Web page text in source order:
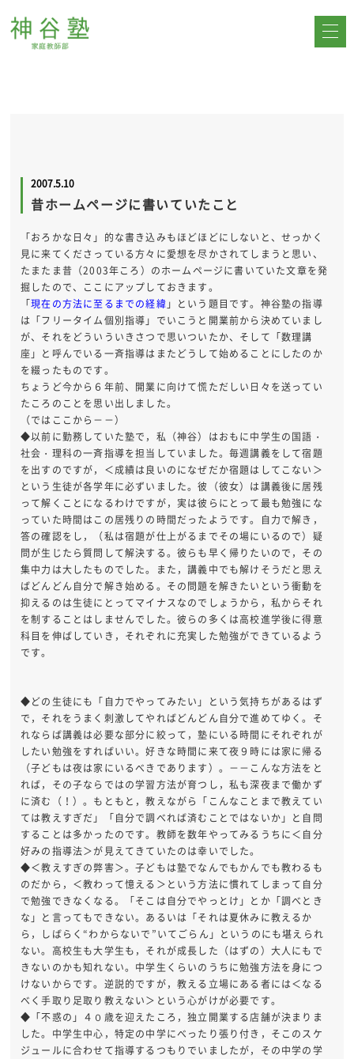
2007.5.10
昔ホームページに書いていたこと
「おろかな日々」的な書き込みもほどほどにしないと、せっかく
見に来てくださっている方々に愛想を尽かされてしまうと思い、
たまたま昔（2003年ころ）のホームページに書いていた文章を発
掘したので、ここにアップしておきます。
「現在の方法に至るまでの経緯 」という題目です。神谷塾の指導
は「フリータイム個別指導」でいこうと開業前から決めていまし
が、それをどういういきさつで思いついたか、そして「数理講
座」と呼んでいる一斉指導はまたどうして始めることにしたのか
を綴ったものです。
ちょうど今から６年前、開業に向けて慌ただしい日々を送ってい
たころのことを思い出しました。
（ではここから－－）
◆以前に勤務していた塾で，私（神谷）はおもに中学生の国語・
社会・理科の一斉指導を担当していました。毎週講義をして宿題
を出すのですが，＜成績は良いのになぜだか宿題はしてこない＞
という生徒が各学年に必ずいました。彼（彼女）は講義後に居残
って解くことになるわけですが，実は彼らにとって最も勉強にな
っていた時間はこの居残りの時間だったようです。自力で解き，
答の確認をし，（私は宿題が仕上がるまでその場にいるので）疑
問が生じたら質問して解決する。彼らも早く帰りたいので，その
集中力は大したものでした。また，講義中でも解けそうだと思え
ばどんどん自分で解き始める。その問題を解きたいという衝動を
抑えるのは生徒にとってマイナスなのでしょうから，私からそれ
を制することはしませんでした。彼らの多くは高校進学後に得意
科目を伸ばしていき，それぞれに充実した勉強ができているよう
です。
◆どの生徒にも「自力でやってみたい」という気持ちがあるはず
で，それをうまく刺激してやればどんどん自分で進めてゆく。そ
れならば講義は必要な部分に絞って，塾にいる時間にそれぞれが
したい勉強をすればいい。好きな時間に来て夜９時には家に帰る
（子どもは夜は家にいるべきであります）。－－こんな方法をと
れば，その子ならではの学習方法が育つし，私も深夜まで働かず
に済む（！）。もともと，教えながら「こんなことまで教えてい
ては教えすぎだ」「自分で調べれば済むことではないか」と自問
することは多かったのです。教師を数年やってみるうちに＜自分
好みの指導法＞が見えてきていたのは幸いでした。
◆＜教えすぎの弊害＞。子どもは塾でなんでもかんでも教わるも
のだから，＜教わって憶える＞という方法に慣れてしまって自分
で勉強できなくなる。「そこは自分でやっとけ」とか「調べとき
な」と言ってもできない。あるいは「それは夏休みに教えるか
ら，しばらく“わからないで”いてごらん」というのにも堪えられ
ない。高校生も大学生も，それが成長した（はずの）大人にもで
きないのかも知れない。中学生くらいのうちに勉強方法を身につ
けないからです。逆説的ですが，教える立場にある者には＜なる
べく手取り足取り教えない＞という心がけが必要です。
◆「不惑の」４０歳を迎えたころ，独立開業する店舗が決まりま
した。中学生中心，特定の中学にべったり張り付き，そこのスケ
ジュールに合わせて指導するつもりでいましたが，その中学の学